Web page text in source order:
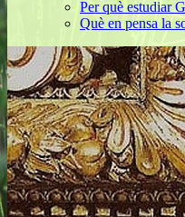
Per què estudiar
Què en pensa la